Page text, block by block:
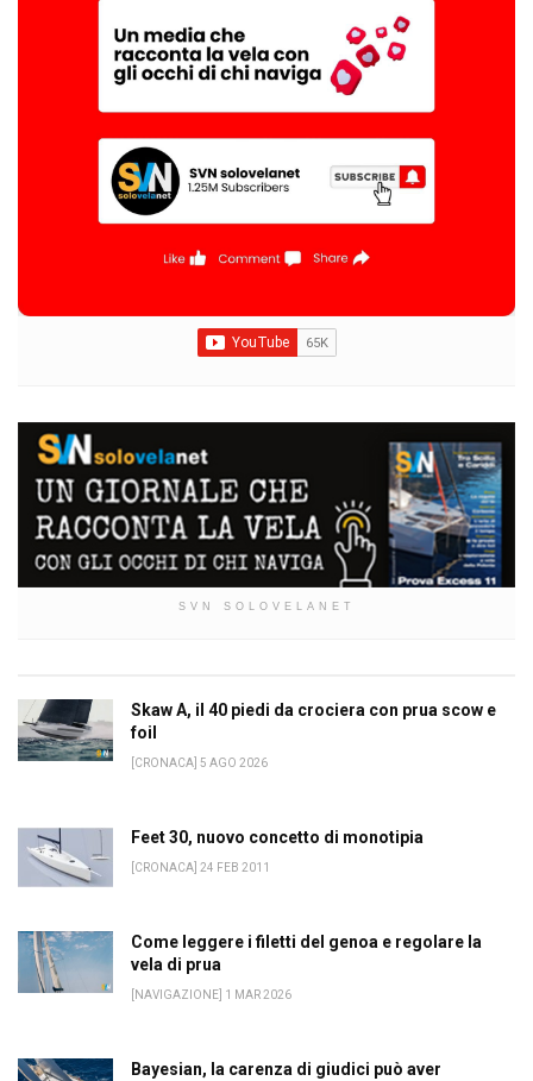
SVN SOLOVELANET
Skaw A, il 40 piedi da crociera con prua scow e
foil
[CRONACA] 5 AGO 2026
Feet 30, nuovo concetto di monotipia
[CRONACA] 24 FEB 2011
Come leggere i filetti del genoa e regolare la
vela di prua
[NAVIGAZIONE] 1 MAR 2026
Bayesian, la carenza di giudici può aver